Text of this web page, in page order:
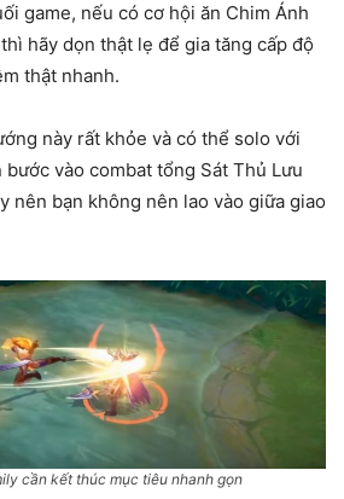
game, nếu có cơ hội ăn Chim Ánh
hãy dọn thật lẹ để gia tăng cấp độ
thật nhanh.
này rất khỏe và có thể solo với
vào combat tổng Sát Thủ Lưu
nên bạn không nên lao vào giữa giao
cần kết thúc mục tiêu nhanh gọn